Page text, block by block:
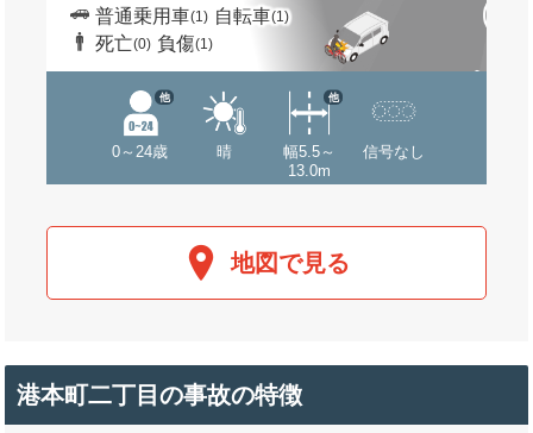
普通乗用車(1) 自転車(1)
死亡(0) 負傷(1)
0～24歳
他
晴
幅5.5～
13.0m
他
信号なし
地図で見る
港本町二丁目の事故の特徴